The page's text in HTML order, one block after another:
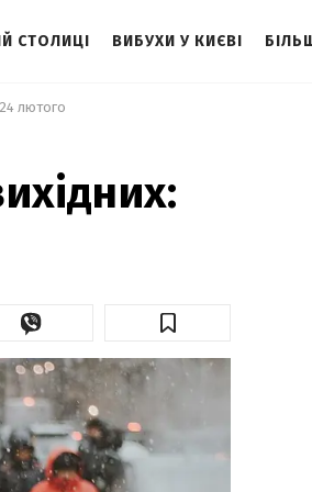
СТОЛИЦІ ВИБУХИ У КИЄВІ
лютого